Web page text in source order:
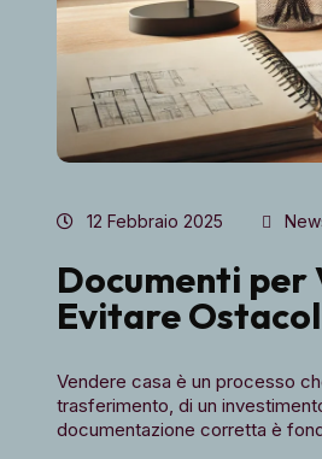
12 Febbraio 2025
Documenti per
Evitare
Vendere casa è un processo
trasferimento, di un
documentazione corretta è